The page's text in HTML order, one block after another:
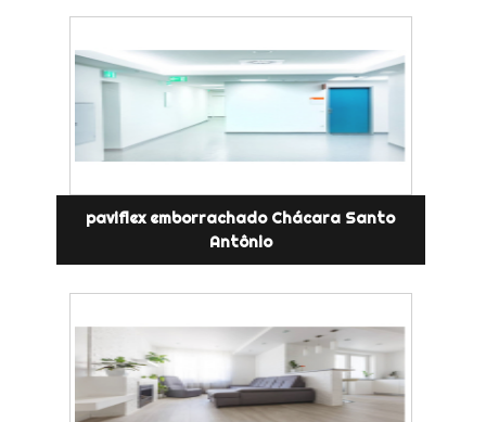
paviflex emborrachado Chácara Santo
Antônio